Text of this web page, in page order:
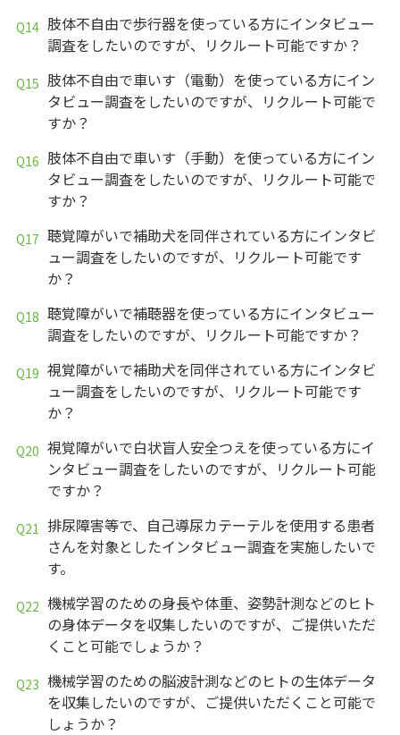
肢体不自由で歩行器を使っている方にインタビュー
調査をしたいのですが、リクルート可能ですか？
肢体不自由で車いす（電動）を使っている方にイン
タビュー調査をしたいのですが、リクルート可能で
すか？
肢体不自由で車いす（手動）を使っている方にイン
タビュー調査をしたいのですが、リクルート可能で
すか？
聴覚障がいで補助犬を同伴されている方にインタビ
ュー調査をしたいのですが、リクルート可能です
か？
聴覚障がいで補聴器を使っている方にインタビュー
調査をしたいのですが、リクルート可能ですか？
視覚障がいで補助犬を同伴されている方にインタビ
ュー調査をしたいのですが、リクルート可能です
か？
視覚障がいで白状盲人安全つえを使っている方にイ
ンタビュー調査をしたいのですが、リクルート可能
ですか？
排尿障害等で、自己導尿カテーテルを使用する患者
さんを対象としたインタビュー調査を実施したいで
す。
機械学習のための身長や体重、姿勢計測などのヒト
の身体データを収集したいのですが、ご提供いただ
くこと可能でしょうか？
機械学習のための脳波計測などのヒトの生体データ
を収集したいのですが、ご提供いただくこと可能で
しょうか？